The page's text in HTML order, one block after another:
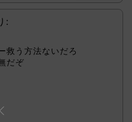
:
救う方法ないだろ
だぞ